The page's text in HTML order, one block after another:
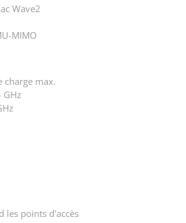
Wave2
MIMO
charge max.
GHz
les points d'accès